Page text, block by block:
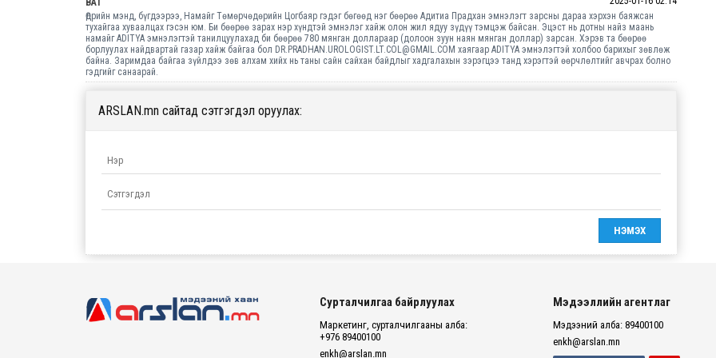
BAT
Өдрийн мэнд, бүгдээрээ, Намайг Төмөрчөдөрийн Цогбаяр гэдэг бөгөөд нэг бөөрөө Адитиа Прадхан эмнэлэгт зарсны дараа хэрхэн баяжсан
тухайгаа хуваалцах гэсэн юм. Би бөөрөө зарах нэр хүндтэй эмнэлэг хайж олон жил ядуу зүдүү тэмцэж байсан. Эцэст нь дотны найз маань
намайг ADITYA эмнэлэгтэй танилцуулахад би бөөрөө 780 мянган доллараар (долоон зуун наян мянган доллар) зарсан. Хэрэв та бөөрөө
борлуулах найдвартай газар хайж байгаа бол DR.PRADHAN.UROLOGIST.LT.COL@GMAIL.COM хаягаар ADITYA эмнэлэгтэй холбоо барихыг зөвлөж
байна. Заримдаа байгаа зүйлдээ зөв алхам хийх нь таны сайн сайхан байдлыг хадгалахын зэрэгцээ танд хэрэгтэй өөрчлөлтийг авчрах болно
гэдгийг санаарай.
ARSLAN.mn сайтад сэтгэгдэл оруулах:
Сурталчилгаа байрлуулах
Маркетинг, сурталчилгааны алба:
+976 89400100
enkh@arslan.mn
Мэдээллийн агентлаг
Мэдээний алба: 89400100
enkh@arslan.mn